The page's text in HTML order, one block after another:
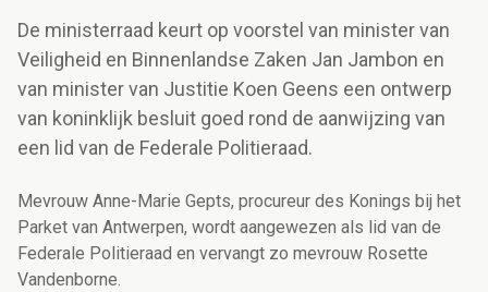
De ministerraad keurt op voorstel van minister van
Veiligheid en Binnenlandse Zaken Jan Jambon en
van minister van Justitie Koen Geens een ontwerp
van koninklijk besluit goed rond de aanwijzing van
een lid van de Federale Politieraad.
Mevrouw Anne-Marie Gepts, procureur des Konings bij het
Parket van Antwerpen, wordt aangewezen als lid van de
Federale Politieraad en vervangt zo mevrouw Rosette
Vandenborne.